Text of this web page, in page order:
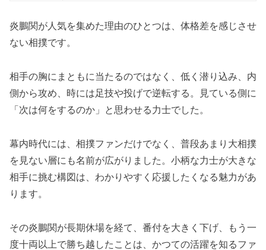
炎鵬関が人気を集めた理由のひとつは、体格差を感じさせ
ない相撲です。
相手の胸にまともに当たるのではなく、低く潜り込み、内
側から攻め、時には足技や投げで逆転する。見ている側に
「次は何をするのか」と思わせる力士でした。
幕内時代には、相撲ファンだけでなく、普段あまり大相撲
を見ない層にも名前が広がりました。小柄な力士が大きな
相手に挑む構図は、わかりやすく応援したくなる魅力があ
ります。
その炎鵬関が長期休場を経て、番付を大きく下げ、もう一
度十両以上で勝ち越したことは、かつての活躍を知るファ